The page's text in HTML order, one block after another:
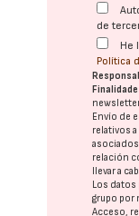
de
He
Política
Envío de
relativos
relación
llevar a
Los datos
grupo por
Acceso,